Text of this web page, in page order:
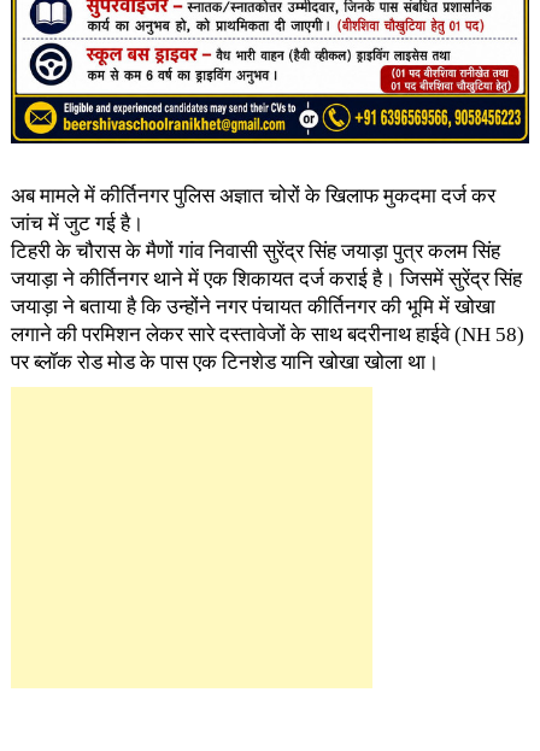
अब मामले में कीर्तिनगर पुलिस अज्ञात चोरों के खिलाफ मुकदमा दर्ज कर
जांच में जुट गई है।
टिहरी के चौरास के मैणों गांव निवासी सुरेंद्र सिंह जयाड़ा पुत्र कलम सिंह
जयाड़ा ने कीर्तिनगर थाने में एक शिकायत दर्ज कराई है। जिसमें सुरेंद्र सिंह
जयाड़ा ने बताया है कि उन्होंने नगर पंचायत कीर्तिनगर की भूमि में खोखा
लगाने की परमिशन लेकर सारे दस्तावेजों के साथ बदरीनाथ हाईवे (NH 58)
पर ब्लॉक रोड मोड के पास एक टिनशेड यानि खोखा खोला था।